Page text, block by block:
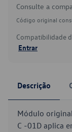
Consulte a
Código original
Compatibilidade
Entrar
Descrição
Módulo
C -01D aplica